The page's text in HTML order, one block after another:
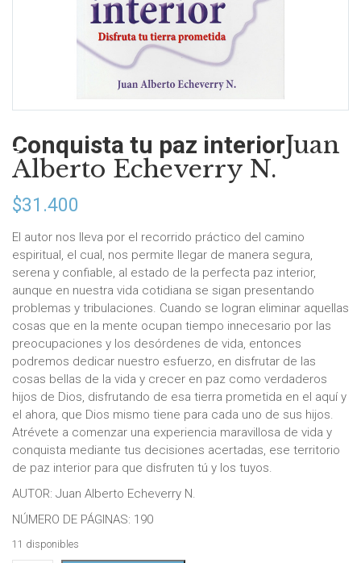
Conquista tu paz interiorJuan
Alberto Echeverry N.
$31.400
El autor nos lleva por el recorrido práctico del camino
espiritual, el cual, nos permite llegar de manera segura,
serena y confiable, al estado de la perfecta paz interior,
aunque en nuestra vida cotidiana se sigan presentando
problemas y tribulaciones. Cuando se logran eliminar aquellas
cosas que en la mente ocupan tiempo innecesario por las
preocupaciones y los desórdenes de vida, entonces
podremos dedicar nuestro esfuerzo, en disfrutar de las
cosas bellas de la vida y crecer en paz como verdaderos
hijos de Dios, disfrutando de esa tierra prometida en el aquí y
el ahora, que Dios mismo tiene para cada uno de sus hijos.
Atrévete a comenzar una experiencia maravillosa de vida y
conquista mediante tus decisiones acertadas, ese territorio
de paz interior para que disfruten tú y los tuyos.
AUTOR: Juan Alberto Echeverry N.
NÚMERO DE PÁGINAS: 190
11 disponibles